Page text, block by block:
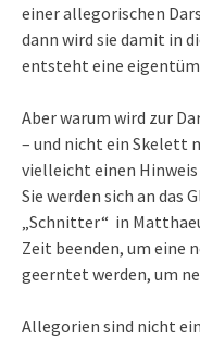
einer allegorischen
dann wird sie damit in
entsteht eine
Aber warum wird zur
– und nicht ein Skelett
vielleicht einen
Sie werden sich an das
„Schnitter“ in
Zeit beenden, um eine
geerntet werden, um
Allegorien sind nicht